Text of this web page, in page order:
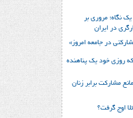
نگاه؛ مروری بر
در جامعه امروز»
روزی خود یک پناهنده
مشارکت برابر زنان
اوج گرفت؟